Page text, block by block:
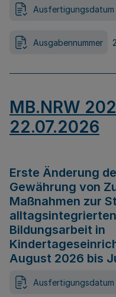
Ausfertigungsdatum
Ausgabennummer
MB.NRW
22.07.2026
Erste Änderung
Gewährung von
Maßnahmen zur
Bildungsarbeit in
August 2026 bis
Ausfertigungsdatum